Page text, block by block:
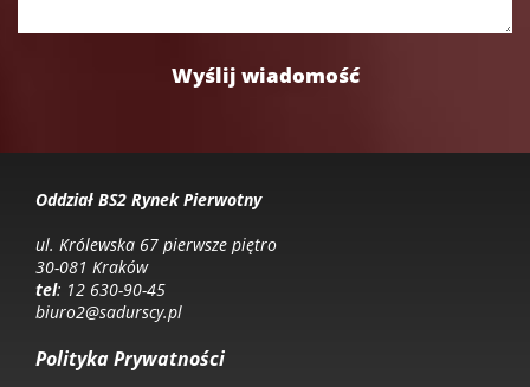
Oddział BS2 Rynek Pierwotny
ul. Królewska 67 pierwsze piętro
30-081 Kraków
tel: 12 630-90-45
biuro2@sadurscy.pl
Polityka Prywatności